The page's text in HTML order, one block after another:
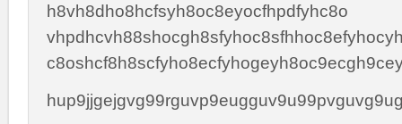
h8vh8dho8hcfsyh8oc8eyocfhpdfyhc8o